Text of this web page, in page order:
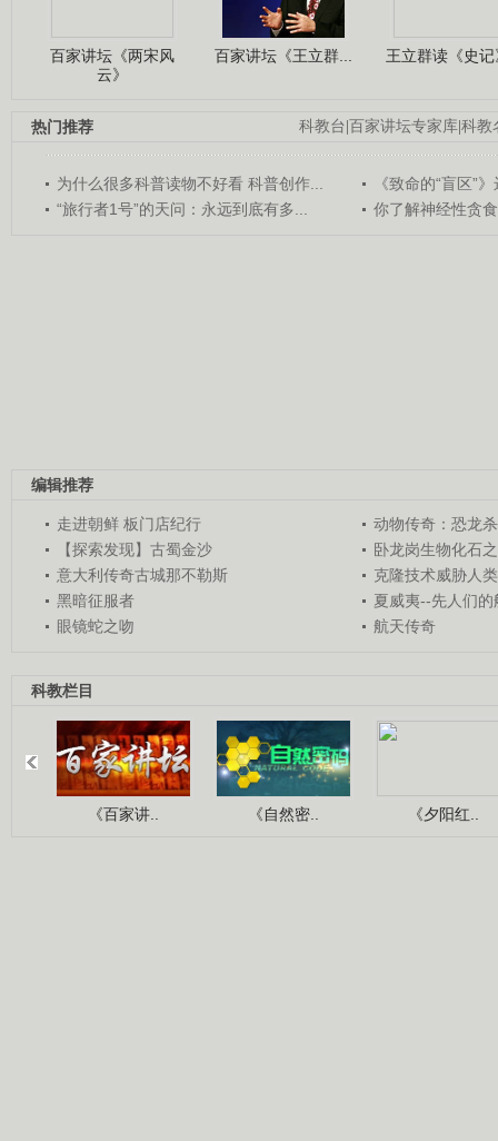
百家讲坛《两宋风
云》
百家讲坛《王立群... 王立群读《史
科教台 百家讲坛专家库 科教
热门推荐
为什么很多科普读物不好看 科普创作...
《致命的“盲区”
“旅行者1号”的天问：永远到底有多...
你了解神经性贪
编辑推荐
走进朝鲜 板门店纪行
动物传奇：恐龙
【探索发现】古蜀金沙
卧龙岗生物化石
意大利传奇古城那不勒斯
克隆技术威胁人
黑暗征服者
夏威夷--先人们的
眼镜蛇之吻
航天传奇
科教栏目
《百家讲.. 《自然密.. 《夕阳红..